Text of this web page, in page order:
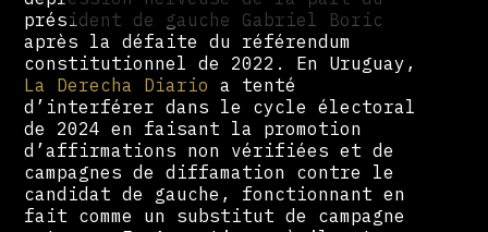
président de gauche Gabriel Boric
après la défaite du référendum
constitutionnel de 2022. En Uruguay,
La Derecha Diario a tenté
d’interférer dans le cycle électoral
de 2024 en faisant la promotion
d’affirmations non vérifiées et de
campagnes de diffamation contre le
candidat de gauche, fonctionnant en
fait comme un substitut de campagne